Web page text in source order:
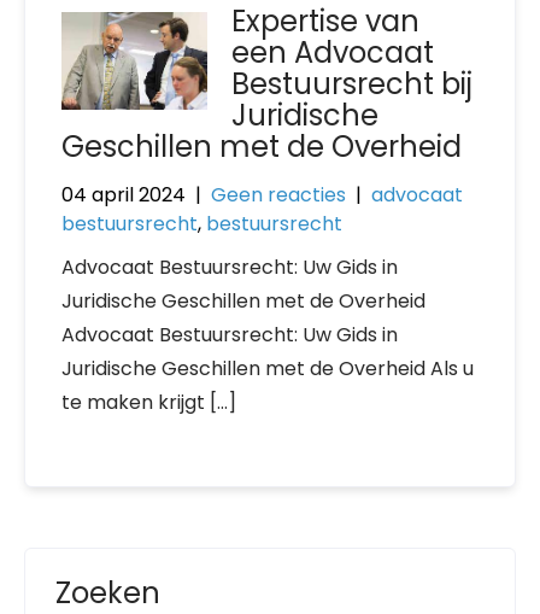
Expertise van
een Advocaat
Bestuursrecht bij
Juridische
Geschillen met de Overheid
04 april 2024 | Geen reacties | advocaat
bestuursrecht, bestuursrecht
Advocaat Bestuursrecht: Uw Gids in
Juridische Geschillen met de Overheid
Advocaat Bestuursrecht: Uw Gids in
Juridische Geschillen met de Overheid Als u
te maken krijgt […]
Zoeken